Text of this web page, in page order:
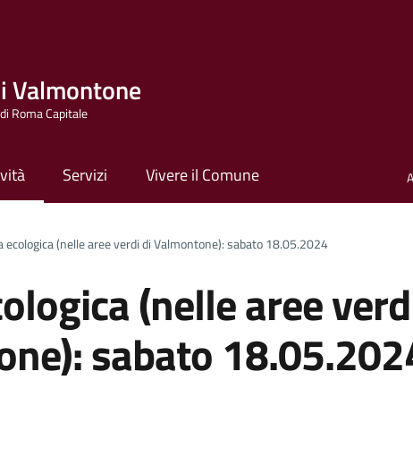
Valmontone
Roma Capitale
Servizi Vivere il Comune
ecologica (nelle aree verdi di Valmontone): sabato 18.05.2024
(nelle aree
sabato